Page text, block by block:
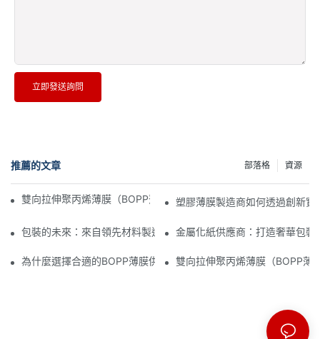
立即發送詢問
推薦的文章 資源
部落格
雙向拉伸聚丙烯薄膜（BOPP薄膜）製造商：柔性包裝的支柱
塑膠薄膜製造商如何透過創新實
包裝的未來：來自領先材料製造商的洞見金屬化紙供應商：打造奢華包裝
為什麼選擇合適的BOPP薄膜供應商對您的業務至關重要
雙向拉伸聚丙烯薄膜（BOPP薄